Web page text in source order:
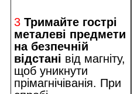
3 Тримайте гострі
металеві предмети
на безпечній
відстані від магніту,
щоб уникнути
прімагнічіванія. При